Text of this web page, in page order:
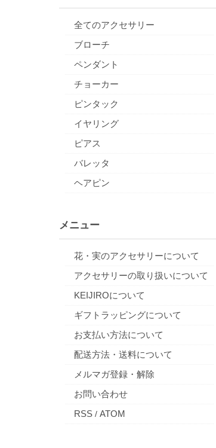
全てのアクセサリー
ブローチ
ペンダント
チョーカー
ピンタック
イヤリング
ピアス
バレッタ
ヘアピン
メニュー
花・実のアクセサリーについて
アクセサリーの取り扱いについて
KEIJIROについて
ギフトラッピングについて
お支払い方法について
配送方法・送料について
メルマガ登録・解除
お問い合わせ
RSS/ ATOM